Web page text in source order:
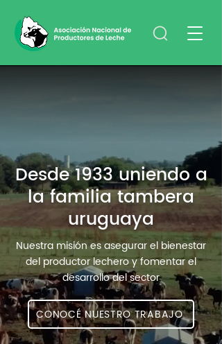
Desde 1933 uniendo a
la familia tambera
uruguaya
Nuestra misión es asegurar el bienestar
del productor lechero y fomentar el
desarrollo del sector
CONOCÉ NUESTRO TRABAJO